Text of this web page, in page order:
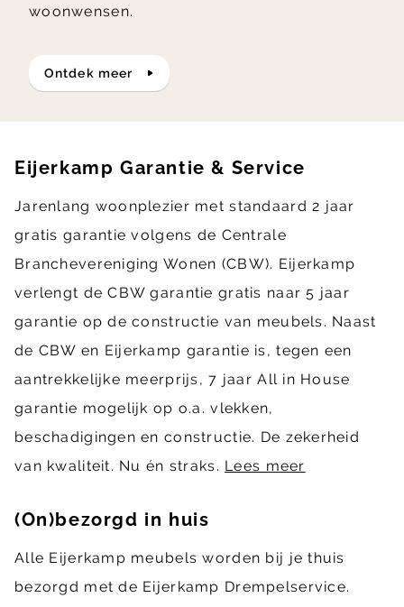
woonwensen.
ontdek meer
Eijerkamp Garantie & Service
Jarenlang woonplezier met standaard 2 jaar
gratis garantie volgens de Centrale
Branchevereniging Wonen (CBW). Eijerkamp
verlengt de CBW garantie gratis naar 5 jaar
garantie op de constructie van meubels. Naast
de CBW en Eijerkamp garantie is, tegen een
aantrekkelijke meerprijs, 7 jaar All in House
garantie mogelijk op o.a. vlekken,
beschadigingen en constructie. De zekerheid
van kwaliteit. Nu én straks. Lees meer
(On)bezorgd in huis
Alle Eijerkamp meubels worden bij je thuis
bezorgd met de Eijerkamp Drempelservice.